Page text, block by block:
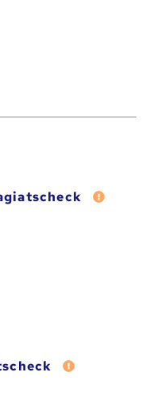
Fehler
Fehler melden